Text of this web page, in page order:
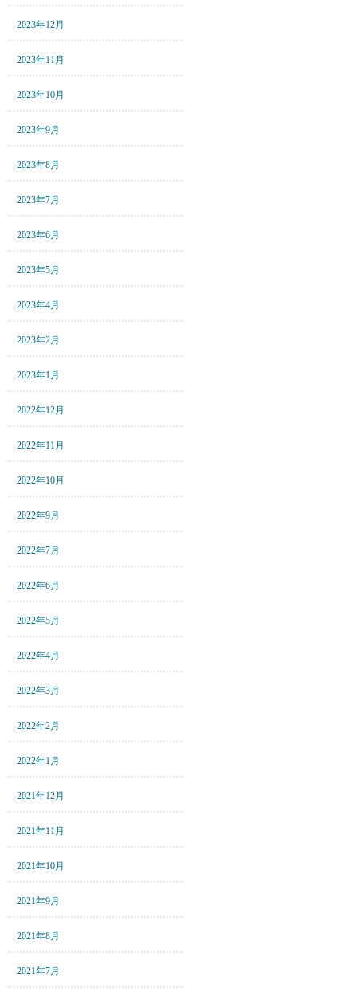
2023年12月
2023年11月
2023年10月
2023年9月
2023年8月
2023年7月
2023年6月
2023年5月
2023年4月
2023年2月
2023年1月
2022年12月
2022年11月
2022年10月
2022年9月
2022年7月
2022年6月
2022年5月
2022年4月
2022年3月
2022年2月
2022年1月
2021年12月
2021年11月
2021年10月
2021年9月
2021年8月
2021年7月